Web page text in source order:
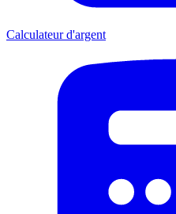
Calculateur d'argent